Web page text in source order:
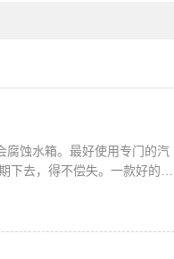
腐蚀水箱。最好使用专门的汽
下去，得不偿失。一款好的防